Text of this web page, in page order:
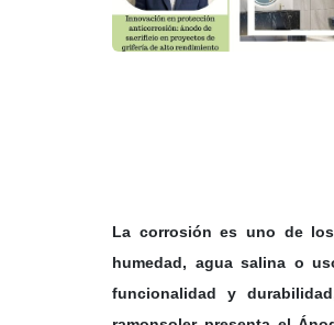
La corrosión es uno de
humedad, agua salina o
funcionalidad y